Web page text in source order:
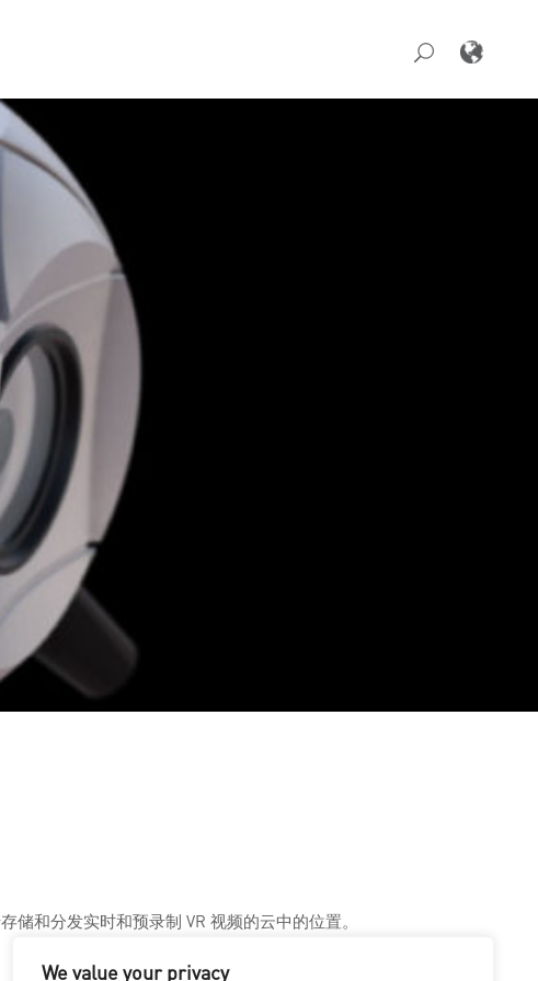
We value your privacy
和分发实时和预录制 VR 视频的云中的位置。